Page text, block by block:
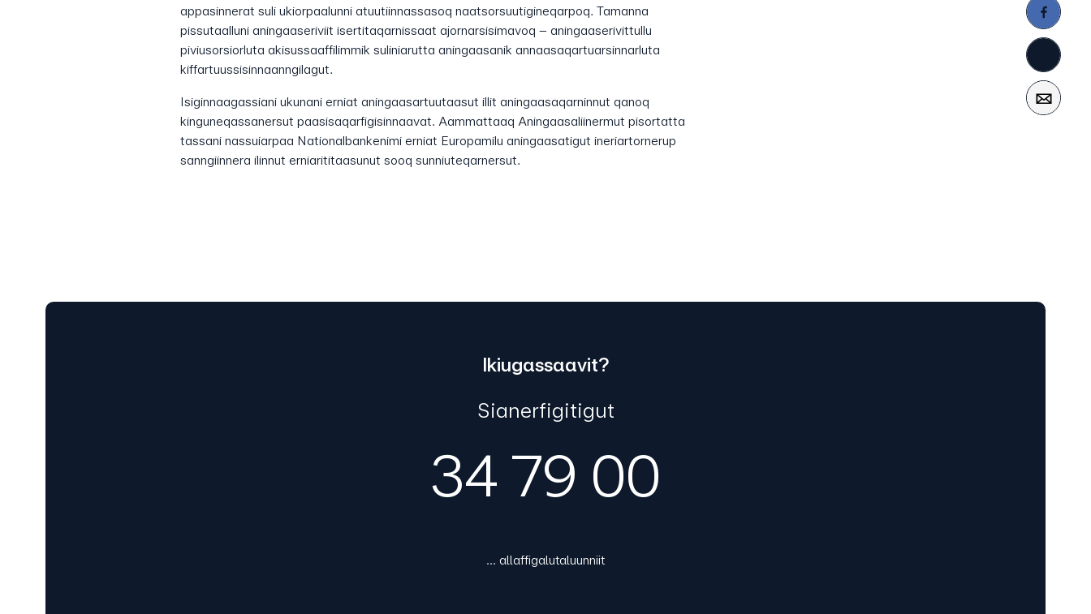
appasinnerat suli ukiorpaalunni atuutiinnassasoq naatsorsuutigineqarpoq. Tamanna
pissutaalluni aningaaseriviit isertitaqarnissaat ajornarsisimavoq – aningaaserivittullu
piviusorsiorluta akisussaaffilimmik suliniarutta aningaasanik annaasaqartuarsinnarluta
kiffartuussisinnaanngilagut.
Isiginnaagassiani ukunani erniat aningaasartuutaasut illit aningaasaqarninnut qanoq
kinguneqassanersut paasisaqarfigisinnaavat. Aammattaaq Aningaasaliinermut pisortatta
tassani nassuiarpaa Nationalbankenimi erniat Europamilu aningaasatigut ineriartornerup
sanngiinnera ilinnut erniarititaasunut sooq sunniuteqarnersut.
Ikiugassaavit?
Sianerfigitigut
34 79 00
... allaffigalutaluunniit